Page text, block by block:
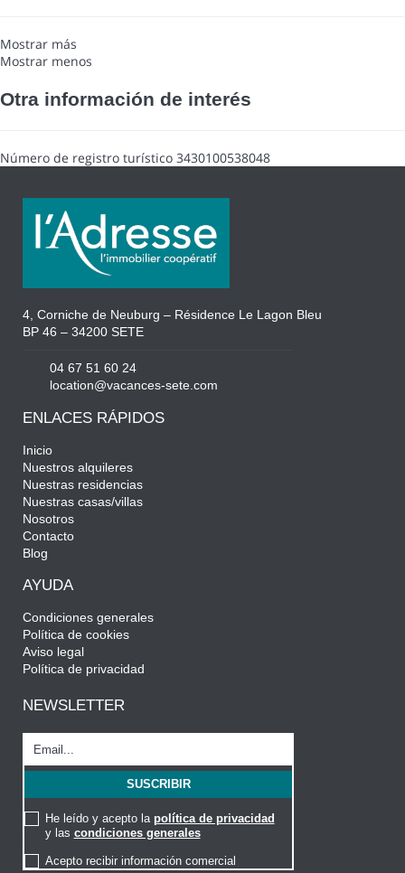
Mostrar más
Mostrar menos
Otra información de interés
Número de registro turístico 3430100538048
4, Corniche de Neuburg – Résidence Le Lagon Bleu
BP 46 – 34200 SETE
04 67 51 60 24
location@vacances-sete.com
ENLACES RÁPIDOS
Inicio
Nuestros alquileres
Nuestras residencias
Nuestras casas/villas
Nosotros
Contacto
Blog
AYUDA
Condiciones generales
Política de cookies
Aviso legal
Política de privacidad
NEWSLETTER
He leído y acepto la política de privacidad
y las condiciones generales
Acepto recibir información comercial